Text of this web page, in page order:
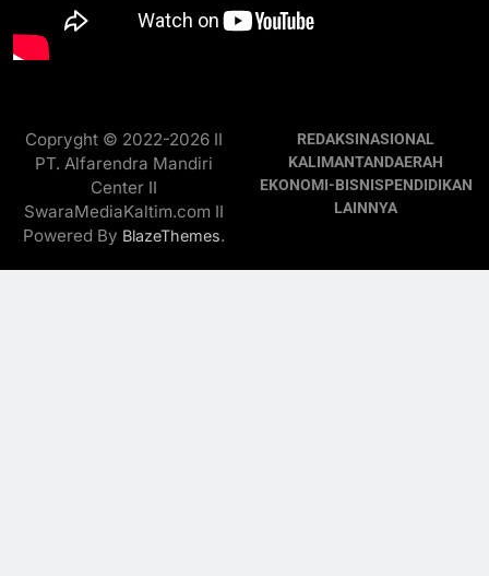
Copryght © 2022-2026 II
PT. Alfarendra Mandiri
Center II
SwaraMediaKaltim.com II
Powered By BlazeThemes.
REDAKSINASIONAL
KALIMANTANDAERAH
EKONOMI-BISNISPENDIDIKAN
LAINNYA